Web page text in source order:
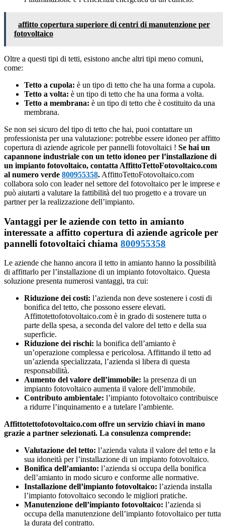
affitto copertura superiore di centri di manutenzione per
fotovoltaico
Oltre a questi tipi di tetti, esistono anche altri tipi meno comuni,
come:
Tetto a cupola: è un tipo di tetto che ha una forma a cupola.
Tetto a volta: è un tipo di tetto che ha una forma a volta.
Tetto a membrana: è un tipo di tetto che è costituito da una
membrana.
Se non sei sicuro del tipo di tetto che hai, puoi contattare un
professionista per una valutazione: potrebbe essere idoneo per affitto
copertura di aziende agricole per pannelli fotovoltaici ! Se hai un
capannone industriale con un tetto idoneo per l’installazione di
un impianto fotovoltaico, contatta AffittoTettoFotovoltaico.com
al numero verde 800955358. AffittoTettoFotovoltaico.com
collabora solo con leader nel settore del fotovoltaico per le imprese e
può aiutarti a valutare la fattibilità del tuo progetto e a trovare un
partner per la realizzazione dell’impianto.
Vantaggi per le aziende con tetto in amianto
interessate a affitto copertura di aziende agricole per
pannelli fotovoltaici chiama 800955358
Le aziende che hanno ancora il tetto in amianto hanno la possibilità
di affittarlo per l’installazione di un impianto fotovoltaico. Questa
soluzione presenta numerosi vantaggi, tra cui:
Riduzione dei costi: l’azienda non deve sostenere i costi di
bonifica del tetto, che possono essere elevati.
Affittotettofotovoltaico.com è in grado di sostenere tutta o
parte della spesa, a seconda del valore del tetto e della sua
superficie.
Riduzione dei rischi: la bonifica dell’amianto è
un’operazione complessa e pericolosa. Affittando il tetto ad
un’azienda specializzata, l’azienda si libera di questa
responsabilità.
Aumento del valore dell’immobile: la presenza di un
impianto fotovoltaico aumenta il valore dell’immobile.
Contributo ambientale: l’impianto fotovoltaico contribuisce
a ridurre l’inquinamento e a tutelare l’ambiente.
Affittotettofotovoltaico.com offre un servizio chiavi in mano
grazie a partner selezionati. La consulenza comprende:
Valutazione del tetto: l’azienda valuta il valore del tetto e la
sua idoneità per l’installazione di un impianto fotovoltaico.
Bonifica dell’amianto: l’azienda si occupa della bonifica
dell’amianto in modo sicuro e conforme alle normative.
Installazione dell’impianto fotovoltaico: l’azienda installa
l’impianto fotovoltaico secondo le migliori pratiche.
Manutenzione dell’impianto fotovoltaico: l’azienda si
occupa della manutenzione dell’impianto fotovoltaico per tutta
la durata del contratto.